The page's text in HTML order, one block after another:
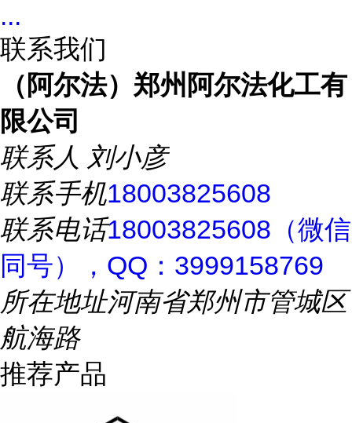
...
联系我们
（阿尔法）郑州阿尔法化工有
限公司
联系人 刘小彦
联系手机18003825608
联系电话18003825608（微信
同号），QQ：3999158769
所在地址河南省郑州市管城区
航海路
推荐产品